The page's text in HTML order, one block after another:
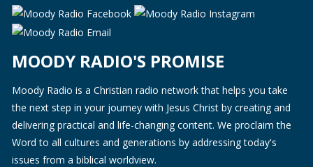
MOODY RADIO'S PROMISE
Moody Radio is a Christian radio network that helps you take
the next step in your journey with Jesus Christ by creating and
delivering practical and life-changing content. We proclaim the
Word to all cultures and generations by addressing today's
issues from a biblical worldview.